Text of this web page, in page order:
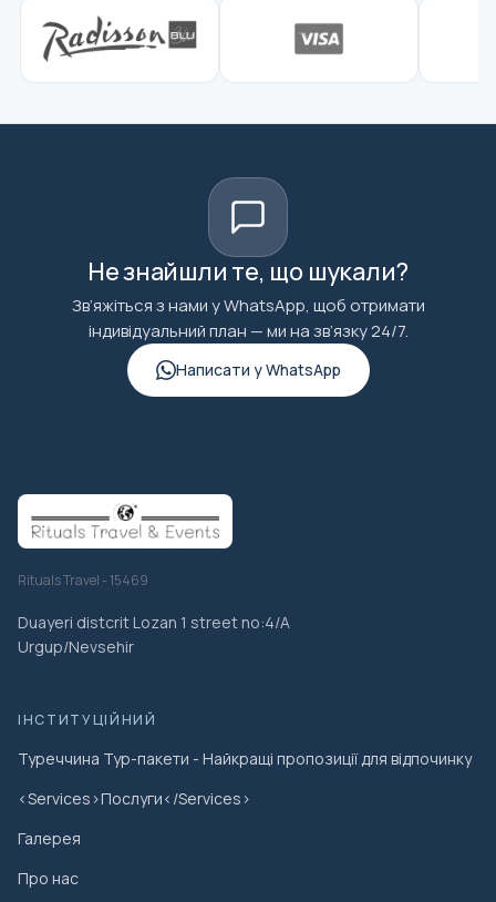
включені; майте при собі деяку місцеву валюту
(турецька ліра) для необов'язкових покупок і
чайових: Ваш тур зазвичай охоплює кураторський
різноманітні місцеві спеціалітети, не оплачуючи
собою трохи турецької ліри для будь-яких
додаткових закусок, додаткових напоїв чи сувенірів,
а також для чайових вашому гіду чи продавцям, якщо
бажаєте.
Тур може враховувати загальні обмеження в раціоні
(вегетаріанці, без свинини, деякі алергії), якщо ви
заздалегідь повідомите оператора, але варіанти для
строгих дієт (веганські, безглютенові, серйозні
алергії) можуть бути обмеженими: Якщо ви
на різних зупинках. Однак, оскільки багато
традиційних рецептів використовують спільні
тур для строгих веганських, безглютенових або
медично серйозних обмежень у харчуванні.
помірної ходьби протягом кількох годин і деякого
стояння під час їжі: Щоб відчути справжні місцеві
місця, ви можете подорожувати між районами на
відчуваючи різні райони по шляху. Ви повинні бути
готові до кількох годин ходьби з перервами,
Не знайшли те, що шукали?
Зв’яжіться з нами у WhatsApp, щоб отримати
індивідуальний план — ми на зв’язку 24/7.
Написати у WhatsApp
Rituals Travel - 15469
Duayeri distcrit Lozan 1 street no:4/A
Urgup/Nevsehir
ІНСТИТУЦІЙНИЙ
Туреччина Тур-пакети - Найкращі пропозиції для відпочинку
<Services>Послуги</Services>
Галерея
Про нас